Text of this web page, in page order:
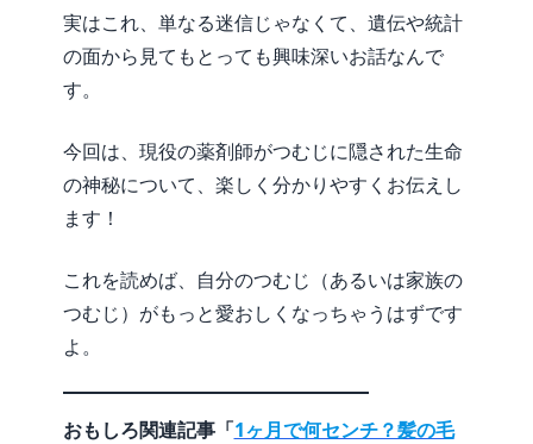
実はこれ、単なる迷信じゃなくて、遺伝や統計
の面から見てもとっても興味深いお話なんで
す。
今回は、現役の薬剤師がつむじに隠された生命
の神秘について、楽しく分かりやすくお伝えし
ます！
これを読めば、自分のつむじ（あるいは家族の
つむじ）がもっと愛おしくなっちゃうはずです
よ。
おもしろ関連記事「1ヶ月で何センチ？髪の毛